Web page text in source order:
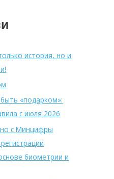
история, но и
«подарком»:
с июля 2026
с Минцифры
биометрии и